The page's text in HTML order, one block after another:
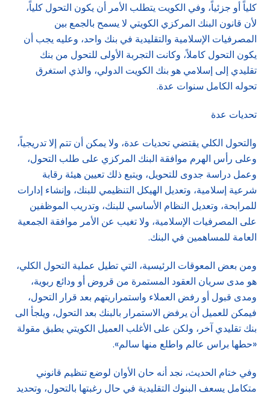
كلياً أو جزئياً، وفي الكويت يتطلب الأمر أن يكون التحول كلياً،
لأن قانون البنك المركزي الكويتي لا يسمح بالجمع بين
المصرفيات الإسلامية والتقليدية في بنك واحد، وعليه يجب أن
يكون التحول كاملاً، وكانت التجربة الأولى للتحول من بنك
تقليدي إلى إسلامي هو بنك الكويت الدولي، والذي استغرق
تحوله الكامل سنوات عدة.
تحديات عدة
والتحول الكلي يقتضي تحديات عدة، ولا يمكن أن تتم إلا تدريجياً،
وعلى رأس الهرم موافقة البنك المركزي على طلب التحول،
وعمل دراسة جدوى للتحويل، ويتبع ذلك تعيين هيئة رقابة
شرعية إسلامية، وتعديل الهيكل التنظيمي للبنك، وإنشاء إدارات
للمرابحة، وتعديل النظام الأساسي للبنك، وتدريب الموظفين
على المصرفيات الإسلامية، ولا تغيب عن الأمر موافقة الجمعية
العامة للمساهمين في البنك.
ومن بعض المعوقات الرئيسية، التي تطيل عملية التحول الكلي،
هو مدى سريان العقود المستمرة من قروض أو ودائع ربوية،
ومدى قبول أو رفض العملاء واستمراريتهم بعد قرار التحول،
فيمكن للعميل أن يرفض الاستمرار بالبنك بعد التحول، ويلجأ الى
بنك تقليدي آخر، ولكن على الأغلب العميل الكويتي يطبق مقولة
«حطها براس عالم واطلع منها سالم».
وفي ختام الحديث، نجد أنه حان الأوان لوضع تنظيم قانوني
متكامل يسعف البنوك التقليدية في حال رغبتها بالتحول، وتحديد